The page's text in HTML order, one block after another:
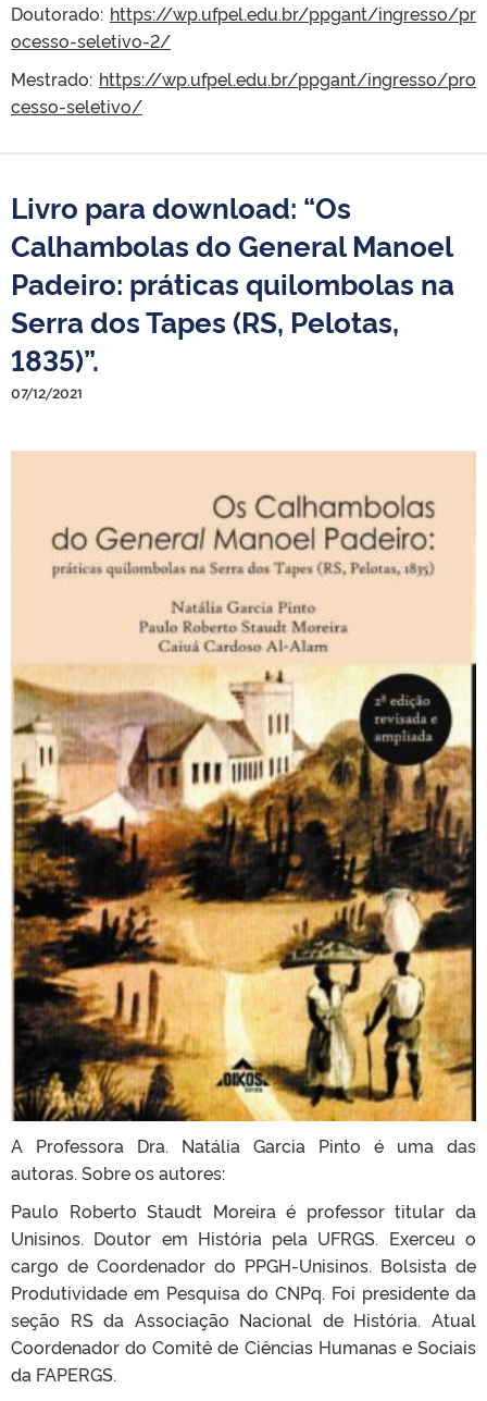
Doutorado: https://wp.ufpel.edu.br/ppgant/ingresso/pr
ocesso-seletivo-2/
Mestrado: https://wp.ufpel.edu.br/ppgant/ingresso/pro
cesso-seletivo/
Livro para download: “Os
Calhambolas do General Manoel
Padeiro: práticas quilombolas na
Serra dos Tapes (RS, Pelotas,
1835)”.
07/12/2021
A Professora Dra. Natália Garcia Pinto é uma das
autoras. Sobre os autores:
Paulo Roberto Staudt Moreira é professor titular da
Unisinos. Doutor em História pela UFRGS. Exerceu o
cargo de Coordenador do PPGH-Unisinos. Bolsista de
Produtividade em Pesquisa do CNPq. Foi presidente da
seção RS da Associação Nacional de História. Atual
Coordenador do Comitê de Ciências Humanas e Sociais
da FAPERGS.